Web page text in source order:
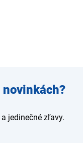
jedinečné zľavy.